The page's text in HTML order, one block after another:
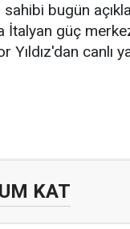
sahibi bugün
İtalyan güç
Yıldız'dan canlı
KAT